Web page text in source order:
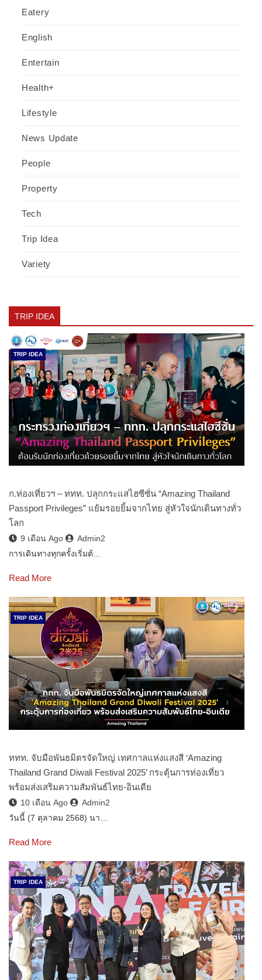
Eatery
English
Entertain
Health+
Lifestyle
News Update
People
Property
Tech
Trip Idea
Variety
TRIP IDEA
TRIP IDEA
ก.ท่องเที่ยวฯ – ททท. ปลุกกระแสไฮซีซั่น “Amazing Thailand
Passport Privileges” แย้มรอยยิ้มจากไทย สู่หัวใจนักเดินทางทั่ว
โลก
9 เดือน Ago
Admin2
การเดินทางทุกครั้งเริ่มต้…
Read More
TRIP IDEA
ททท. จับมือพันธมิตรจัดใหญ่ เทศกาลแห่งแสงสี ‘Amazing
Thailand Grand Diwali Festival 2025’ กระตุ้นการท่องเที่ยว
พร้อมส่งเสริมความสัมพันธ์ไทย-อินเดีย
10 เดือน Ago
Admin2
วันนี้ (7 ตุลาคม 2568) นา…
Read More
TRIP IDEA